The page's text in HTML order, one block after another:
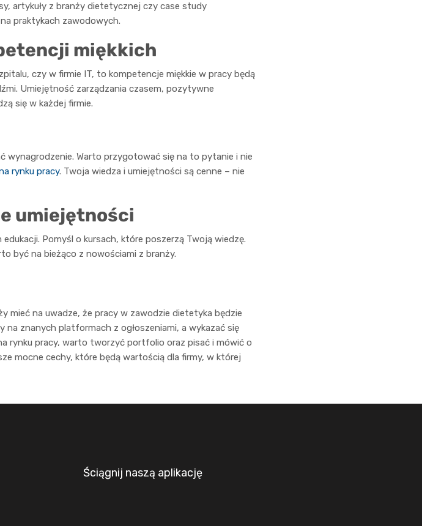
artykuły z branży dietetycznej czy case study
praktykach zawodowych.
miękkich
czy w firmie IT, to kompetencje miękkie w pracy będą
Umiejętność zarządzania czasem, pozytywne
się w każdej firmie.
wynagrodzenie. Warto przygotować się na to pytanie i nie
rynku pracy. Twoja wiedza i umiejętności są cenne – nie
umiejętności
Pomyśl o kursach, które poszerzą Twoją wiedzę.
być na bieżąco z nowościami z branży.
mieć na uwadze, że pracy w zawodzie dietetyka będzie
na znanych platformach z ogłoszeniami, a wykazać się
rynku pracy, warto tworzyć portfolio oraz pisać i mówić o
mocne cechy, które będą wartością dla firmy, w której
Ściągnij naszą aplikację